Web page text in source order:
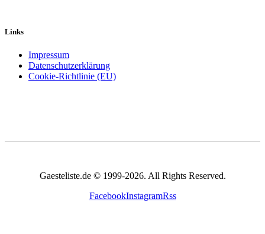
Links
Impressum
Datenschutzerklärung
Cookie-Richtlinie (EU)
Gaesteliste.de © 1999-2026. All Rights Reserved.
FacebookInstagramRss